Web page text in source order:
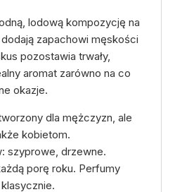
lodową kompozycję na
zapachowi męskości
pozostawia trwały,
aromat zarówno na co
okazje.
dla mężczyzn, ale
kobietom.
szyprowe, drzewne.
porę roku. Perfumy